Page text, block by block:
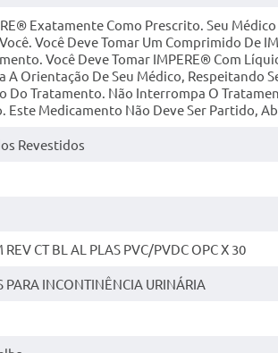
Exatamente Como Prescrito. Seu
Você Deve Tomar Um Comprimido De
Você Deve Tomar IMPERE® Com
A Orientação De Seu Médico, Respeitando
Do Tratamento. Não Interrompa O
Este Medicamento Não Deve Ser Partido,
Revestidos
REV CT BL AL PLAS PVC/PVDC OPC X 30
PARA INCONTINÊNCIA URINÁRIA